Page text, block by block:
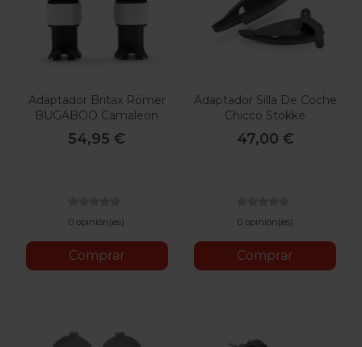
Adaptador Britax Römer
BUGABOO Camaleon
54,95 €
0 opinión(es)
Comprar
Adaptador Silla De Coche
Chicco Stokke
47,00 €
0 opinión(es)
Comprar